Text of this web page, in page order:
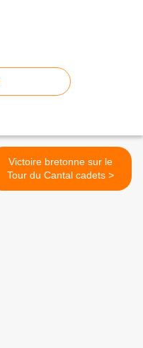
Victoire bretonne sur le
Tour du Cantal cadets >